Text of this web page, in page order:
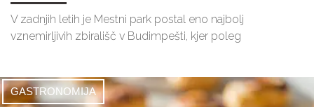
V zadnjih letih je Mestni park postal eno najbolj
vznemirljivih zbirališč v Budimpešti, kjer poleg
GASTRONOMIJA